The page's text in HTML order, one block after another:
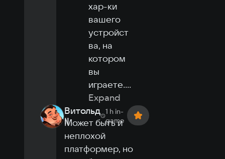
хар-ки
вашего
устройст
ва, на
котором
вы
играете....
Expand
Витольд
II
1 h in-
game
Может быть и
неплохой
платформер, но